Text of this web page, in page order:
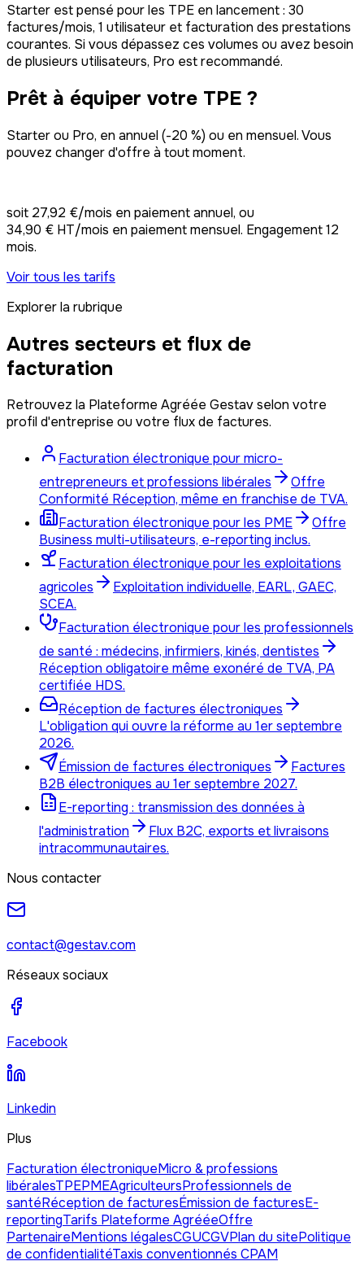
Starter est pensé pour les TPE en lancement : 30
factures/mois, 1 utilisateur et facturation des prestations
courantes. Si vous dépassez ces volumes ou avez besoin
de plusieurs utilisateurs, Pro est recommandé.
Prêt à équiper votre TPE ?
Starter ou Pro, en annuel (-20 %) ou en mensuel. Vous
pouvez changer d'offre à tout moment.
soit 27,92 €/mois en paiement annuel, ou
34,90 € HT/mois en paiement mensuel. Engagement 12
mois.
Voir tous les tarifs
Explorer la rubrique
Autres secteurs et flux de
facturation
Retrouvez la Plateforme Agréée Gestav selon votre
profil d'entreprise ou votre flux de factures.
Facturation électronique pour micro-
entrepreneurs et professions libérales
Offre
Conformité Réception, même en franchise de TVA.
Facturation électronique pour les PME
Offre
Business multi-utilisateurs, e-reporting inclus.
Facturation électronique pour les exploitations
agricoles
Exploitation individuelle, EARL, GAEC,
SCEA.
Facturation électronique pour les professionnels
de santé : médecins, infirmiers, kinés, dentistes
Réception obligatoire même exonéré de TVA, PA
certifiée HDS.
Réception de factures électroniques
L'obligation qui ouvre la réforme au 1er septembre
2026.
Émission de factures électroniques
Factures
B2B électroniques au 1er septembre 2027.
E-reporting : transmission des données à
l'administration
Flux B2C, exports et livraisons
intracommunautaires.
Nous contacter
contact@gestav.com
Réseaux sociaux
Facebook
Linkedin
Plus
Facturation électroniqueMicro & professions
libéralesTPEPMEAgriculteursProfessionnels de
santéRéception de facturesÉmission de facturesE-
reportingTarifs Plateforme AgrééeOffre
PartenaireMentions légalesCGUCGVPlan du sitePolitique
de confidentialitéTaxis conventionnés CPAM